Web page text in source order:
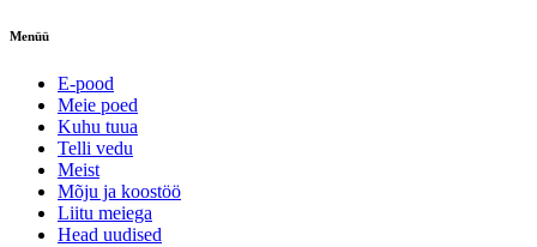
Menüü
E-pood
Meie poed
Kuhu tuua
Telli vedu
Meist
Mõju ja koostöö
Liitu meiega
Head uudised